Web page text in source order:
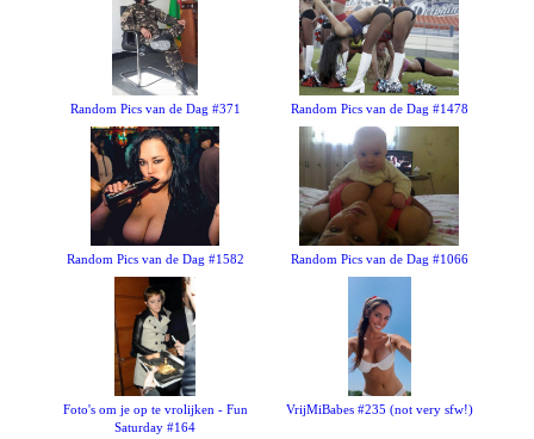
Random Pics van de Dag #371 Random Pics van de Dag #1478
Random Pics van de Dag #1582 Random Pics van de Dag #1066
Foto's om je op te vrolijken - Fun
Saturday #164
VrijMiBabes #235 (not very sfw!)